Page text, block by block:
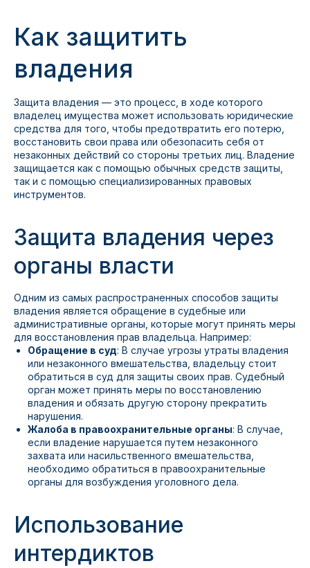
Как защитить
владения
Защита владения — это процесс, в ходе которого
владелец имущества может использовать юридические
средства для того, чтобы предотвратить его потерю,
восстановить свои права или обезопасить себя от
незаконных действий со стороны третьих лиц. Владение
защищается как с помощью обычных средств защиты,
так и с помощью специализированных правовых
инструментов.
Защита владения через
органы власти
Одним из самых распространенных способов защиты
владения является обращение в судебные или
административные органы, которые могут принять меры
для восстановления прав владельца. Например:
Обращение в суд: В случае угрозы утраты владения
или незаконного вмешательства, владельцу стоит
обратиться в суд для защиты своих прав. Судебный
орган может принять меры по восстановлению
владения и обязать другую сторону прекратить
нарушения.
Жалоба в правоохранительные органы: В случае,
если владение нарушается путем незаконного
захвата или насильственного вмешательства,
необходимо обратиться в правоохранительные
органы для возбуждения уголовного дела.
Использование
интердиктов